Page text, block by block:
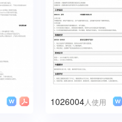
1026004人使用